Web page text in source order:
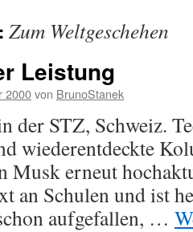
Zum Weltgeschehen
Leistung
2000von BrunoStanek
der STZ, Schweiz.
wiederentdeckte
Musk erneut
an Schulen und ist
aufgefallen, …